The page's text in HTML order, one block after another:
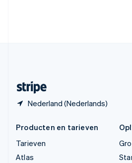
Nederland (Nederlands)
Producten en tarieven
Tarieven
Atlas